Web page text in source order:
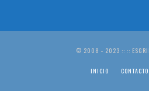
© 2008 - 2023 :: ::
INICIO CONTACTO